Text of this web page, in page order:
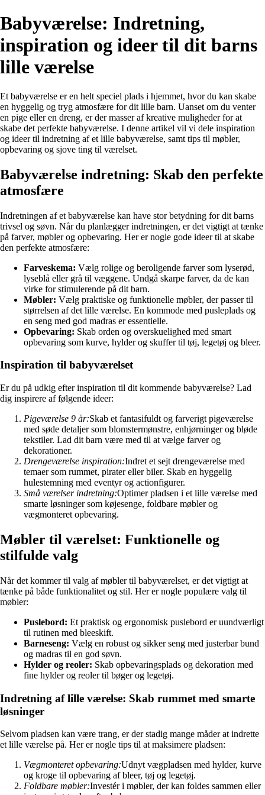
Babyværelse: Indretning,
inspiration og ideer til dit barns
lille værelse
Et babyværelse er en helt speciel plads i hjemmet, hvor du kan skabe
en hyggelig og tryg atmosfære for dit lille barn. Uanset om du venter
en pige eller en dreng, er der masser af kreative muligheder for at
skabe det perfekte babyværelse. I denne artikel vil vi dele inspiration
og ideer til indretning af et lille babyværelse, samt tips til møbler,
opbevaring og sjove ting til værelset.
Babyværelse indretning: Skab den perfekte
atmosfære
Indretningen af et babyværelse kan have stor betydning for dit barns
trivsel og søvn. Når du planlægger indretningen, er det vigtigt at tænke
på farver, møbler og opbevaring. Her er nogle gode ideer til at skabe
den perfekte atmosfære:
Farveskema: Vælg rolige og beroligende farver som lyserød,
lyseblå eller grå til væggene. Undgå skarpe farver, da de kan
virke for stimulerende på dit barn.
Møbler: Vælg praktiske og funktionelle møbler, der passer til
størrelsen af det lille værelse. En kommode med pusleplads og
en seng med god madras er essentielle.
Opbevaring: Skab orden og overskuelighed med smart
opbevaring som kurve, hylder og skuffer til tøj, legetøj og bleer.
Inspiration til babyværelset
Er du på udkig efter inspiration til dit kommende babyværelse? Lad
dig inspirere af følgende ideer:
Pigeværelse 9 år:Skab et fantasifuldt og farverigt pigeværelse
med søde detaljer som blomstermønstre, enhjørninger og bløde
tekstiler. Lad dit barn være med til at vælge farver og
dekorationer.
Drengeværelse inspiration:Indret et sejt drengeværelse med
temaer som rummet, pirater eller biler. Skab en hyggelig
hulestemning med eventyr og actionfigurer.
Små værelser indretning:Optimer pladsen i et lille værelse med
smarte løsninger som køjesenge, foldbare møbler og
vægmonteret opbevaring.
Møbler til værelset: Funktionelle og
stilfulde valg
Når det kommer til valg af møbler til babyværelset, er det vigtigt at
tænke på både funktionalitet og stil. Her er nogle populære valg til
møbler:
Puslebord: Et praktisk og ergonomisk puslebord er uundværligt
til rutinen med bleeskift.
Barneseng: Vælg en robust og sikker seng med justerbar bund
og madras til en god søvn.
Hylder og reoler: Skab opbevaringsplads og dekoration med
fine hylder og reoler til bøger og legetøj.
Indretning af lille værelse: Skab rummet med smarte
løsninger
Selvom pladsen kan være trang, er der stadig mange måder at indrette
et lille værelse på. Her er nogle tips til at maksimere pladsen:
Vægmonteret opbevaring:Udnyt vægpladsen med hylder, kurve
og kroge til opbevaring af bleer, tøj og legetøj.
Foldbare møbler:Investér i møbler, der kan foldes sammen eller